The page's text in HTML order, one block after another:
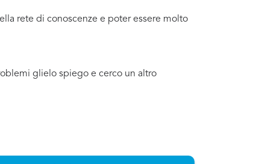
rete di conoscenze e poter essere molto
glielo spiego e cerco un altro